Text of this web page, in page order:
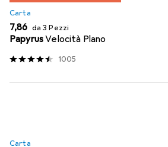
Carta
EUR
7,86 da 3 Pezzi
PapyrusVelocità Plano
1005
Carta